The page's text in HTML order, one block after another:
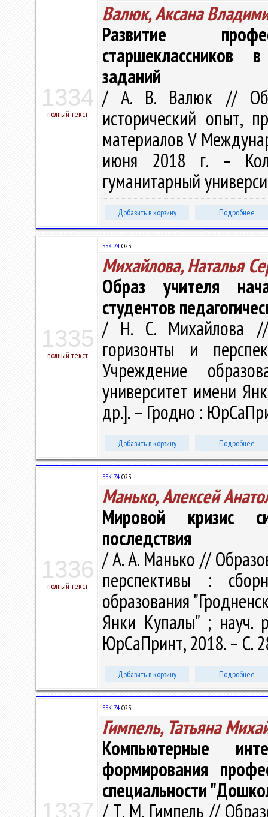
1334
полный текст
Валюк, Аксана
Развитие
старшеклассников
заданий
/ А. В. Валюк //
исторический опыт,
материалов V
июня 2018 г. –
гуманитарный
Добавить в корзину Подробнее
1335
полный текст
ББК 74.О23
Михайлова, Наталья
Образ учителя
студентов
/ Н. С. Михайлова //
горизонты и
Учреждение
университет имени
др.]. – Гродно :
Добавить в корзину Подробнее
1336
полный текст
ББК 74.О23
Манько, Алексей
Мировой кризис
последствия
/ А. А. Манько //
перспективы :
образования
Янки Купалы" ; науч.
ЮрСаПринт, 2018. – С.
Добавить в корзину Подробнее
1337
ББК 74.О23
Гимпель, Татьяна
Компьютерные
формирования
специальности
/ Т. М. Гимпель //